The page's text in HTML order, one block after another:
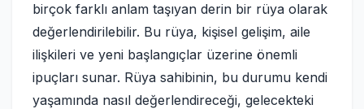
birçok farklı anlam taşıyan derin bir rüya olarak
değerlendirilebilir. Bu rüya, kişisel gelişim, aile
ilişkileri ve yeni başlangıçlar üzerine önemli
ipuçları sunar. Rüya sahibinin, bu durumu kendi
yaşamında nasıl değerlendireceği, gelecekteki